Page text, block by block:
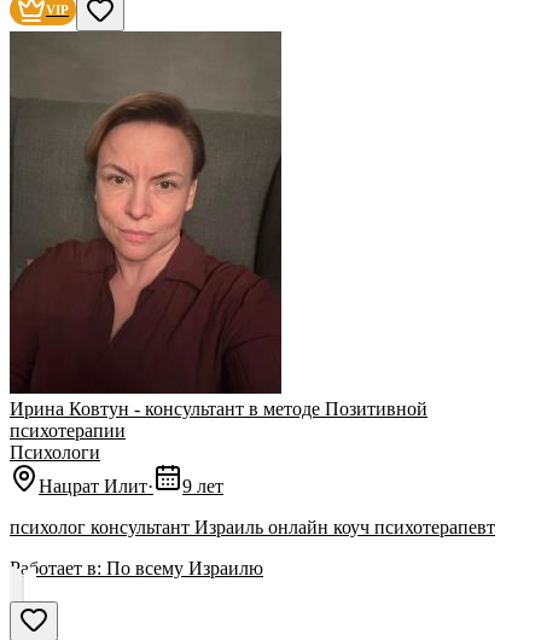
Сбросить
VIP
Ирина Ковтун - консультант в методе Позитивной
психотерапии
Психологи
Нацрат Илит·
9 лет
психолог консультант Израиль онлайн коуч психотерапевт
Работает в: По всему Израилю